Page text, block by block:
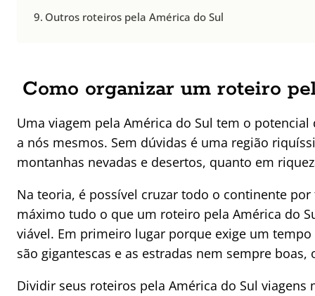
Outros roteiros pela América do Sul
Como organizar um roteiro
Uma viagem pela América do Sul tem o
a nós mesmos. Sem dúvidas é uma região
montanhas nevadas e desertos, quanto em
Na teoria, é possível cruzar todo o continente
máximo tudo o que um roteiro pela América do
viável. Em primeiro lugar porque exige um
são gigantescas e as estradas nem sempre
Dividir seus roteiros pela América do Sul